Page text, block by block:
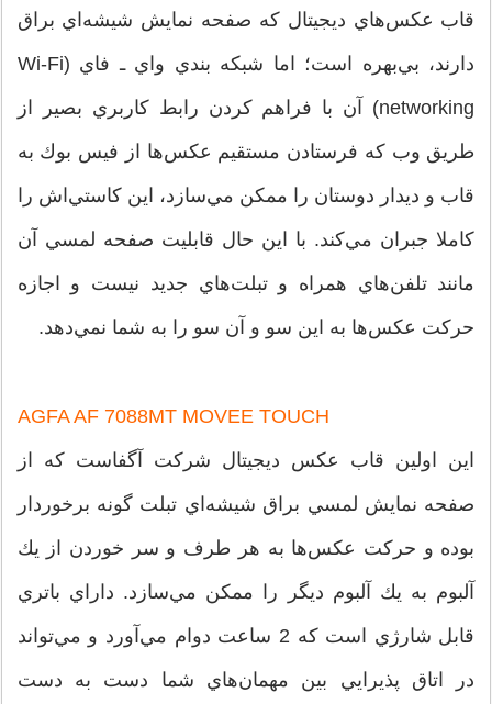
قاب عكس‌هاي ديجيتال كه صفحه نمايش شيشه‌اي براق
دارند، بي‌بهره است؛ اما شبكه بندي واي ـ فاي (Wi-Fi
networking) آن با فراهم كردن رابط كاربري بصير از
طريق وب كه فرستادن مستقيم عكس‌ها از فيس بوك به
قاب و ديدار دوستان را ممكن مي‌سازد، اين كاستي‌اش را
كاملا جبران مي‌كند. با این حال قابليت صفحه لمسي آن
مانند تلفن‌هاي همراه و تبلت‌هاي جديد نیست و اجازه
حركت عكس‌ها به اين سو و آن سو را به شما نمي‌دهد.
AGFA AF 7088MT MOVEE TOUCH
اين اولين قاب عكس ديجيتال شركت آگفاست كه از
صفحه نمايش لمسي براق شيشه‌اي تبلت گونه برخوردار
بوده و حركت عكس‌ها به هر طرف و سر خوردن از يك
آلبوم به يك آلبوم ديگر را ممكن مي‌سازد. داراي باتري
قابل شارژي است كه 2 ساعت دوام مي‌آورد و مي‌تواند
در اتاق پذيرايي بين مهمان‌هاي شما دست به دست